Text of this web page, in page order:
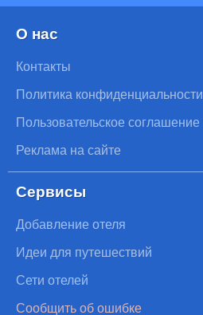
О нас
Контакты
Политика конфиденциальности
Пользовательское соглашение
Реклама на сайте
Сервисы
Добавление отеля
Идеи для путешествий
Сети отелей
Сообщить об ошибке